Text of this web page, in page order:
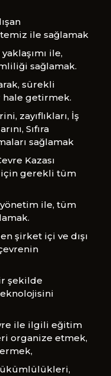
ile sağlamak
ile,
sağlamak.
sürekli
getirmek.
zayıflıkları, İş
Sıfıra
sağlamak
Kazası
gerekli tüm
ile, tüm
şirket içi ve dışı
şekilde
ile ilgili eğitim
organize etmek,